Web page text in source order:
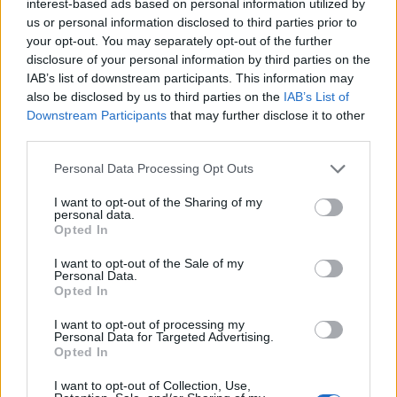
interest-based ads based on personal information utilized by
us or personal information disclosed to third parties prior to
your opt-out. You may separately opt-out of the further
disclosure of your personal information by third parties on the
IAB’s list of downstream participants. This information may
also be disclosed by us to third parties on the IAB’s List of
Downstream Participants that may further disclose it to other
Personal Data Processing Opt Outs
I want to opt-out of the Sharing of my
personal data.
Opted In
I want to opt-out of the Sale of my
Personal Data.
Opted In
I want to opt-out of processing my
Personal Data for Targeted Advertising.
Opted In
I want to opt-out of Collection, Use,
Attila201409
User
**M** said:↑
Anyakata said:↑
ha hamarabb érsz oda kérd ki a kávém, hidegen szeretem
Sep 29, 2017
Anyakataand**M**